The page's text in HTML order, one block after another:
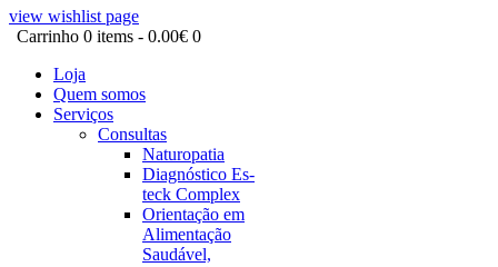
view wishlist page
Carrinho 0 items - 0.00€ 0
Loja
Quem somos
Serviços
Consultas
Naturopatia
Diagnóstico Es-
teck Complex
Orientação em
Alimentação
Saudável,